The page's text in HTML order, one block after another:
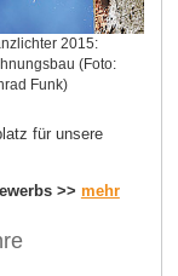
2015:
(Foto:
Funk)
für unsere
>> mehr